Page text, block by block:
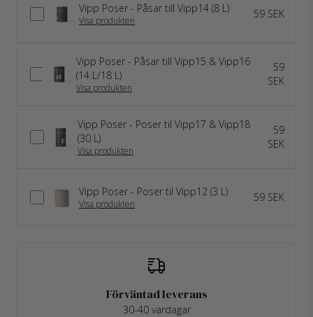
Vipp Poser - Påsar till Vipp14 (8 L)
Visa produkten
59 SEK
Vipp Poser - Påsar till Vipp15 & Vipp16
(14 L/18 L)
Visa produkten
59
SEK
Vipp Poser - Poser til Vipp17 & Vipp18
(30 L)
Visa produkten
59
SEK
Vipp Poser - Poser til Vipp12 (3 L)
Visa produkten
59 SEK
Förväntad leverans
30-40 vardagar